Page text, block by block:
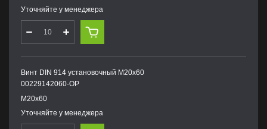
Уточняйте у менеджера
Винт DIN 914 установочный М20х60
00229142060-OP
М20х60
Уточняйте у менеджера